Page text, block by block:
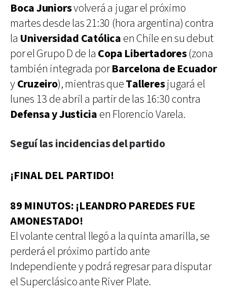
Boca Juniorsvolverá a jugar el próximo
martes desde las 21:30 (hora argentina) contra
la Universidad Católica en Chile en su debut
por el Grupo D de la Copa Libertadores(zona
también integrada porBarcelona de Ecuador
yCruzeiro), mientras queTalleresjugará el
lunes 13 de abril a partir de las 16:30 contra
Defensa y Justicia en Florencio Varela.
Seguí las incidencias del partido
¡FINAL DEL PARTIDO!
89 MINUTOS: ¡LEANDRO PAREDES FUE
AMONESTADO!
El volante central llegó a la quinta amarilla, se
perderá el próximo partido ante
Independiente y podrá regresar para disputar
el Superclásico ante River Plate.